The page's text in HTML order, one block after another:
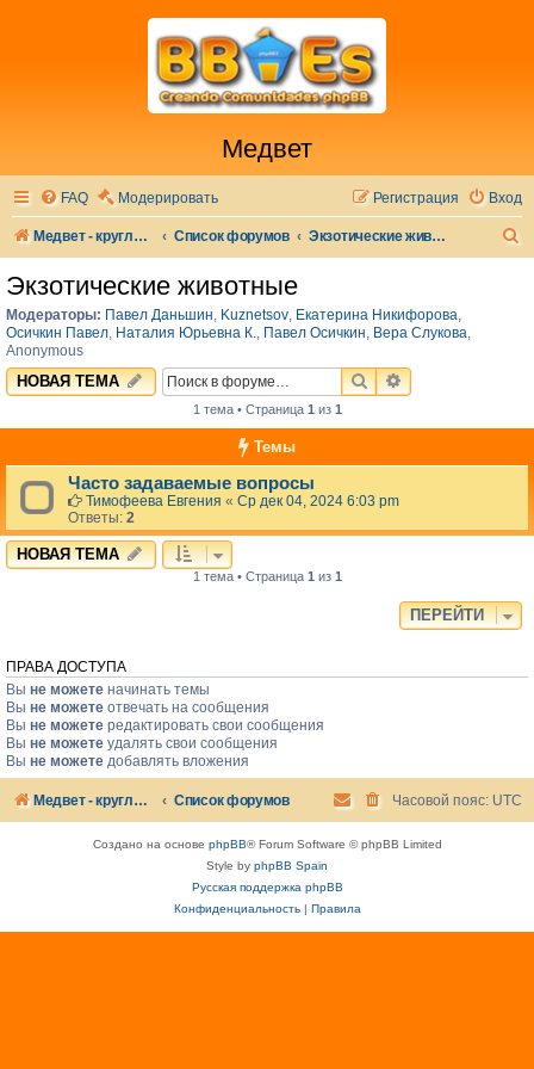
Медвет
FAQ Модерировать Вход
Регистрация
Медвет - круглосуточная ветеринарная клиника в Москве Список форумов Экзотические животные
Экзотические животные
Модераторы: Павел Даньшин, Kuznetsov, Екатерина Никифорова,
Осичкин Павел, Наталия Юрьевна К., Павел Осичкин, Вера Слукова,
Anonymous
НОВАЯ ТЕМА ПОИСКРАСШИРЕННЫЙ
1 тема • Страница 1из 1
Темы
Часто задаваемые вопросы
Тимофеева Евгения « Ср дек 04, 2024 6:03 pm
Ответы: 2
НОВАЯ ТЕМА
1 тема • Страница 1 из 1
ПЕРЕЙТИ
ПРАВА ДОСТУПА
Вы не можете начинать темы
Вы не можете отвечать на сообщения
Вы не можете редактировать свои сообщения
Вы не можете удалять свои сообщения
Вы не можете добавлять вложения
Медвет - круглосуточная ветеринарная клиника в Москве Список форумов Часовой пояс: UTC
Создано на основе phpBB® Forum Software © phpBB Limited
Style by phpBB Spain
Русская поддержка phpBB
Конфиденциальность| Правила